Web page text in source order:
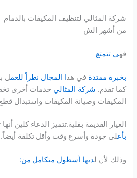
شركة المثالي لتنظيف المكيفات بالدمام
من أشهر الش
فهي تتمتع
بخبرة ممتدة في هذا المجال نظراً للعمل
كما تقدم. شركة المثالي خدمات أخرى
المكيفات وصيانة المكيفات واستبدال
الغيار القديمة بقلية.تتميز الدعاء كلين
بأعلى جودة وأسرع وقت وأقل تكلفة أيضاً.
وذلك لأن لديها أسطول متكامل من: